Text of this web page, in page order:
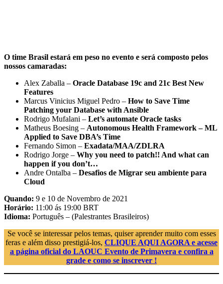
O time Brasil estará em peso no evento e será composto pelos
nossos camaradas:
Alex Zaballa – Oracle Database 19c and 21c Best New
Features
Marcus Vinicius Miguel Pedro – How to Save Time
Patching your Database with Ansible
Rodrigo Mufalani – Let’s automate Oracle tasks
Matheus Boesing – Autonomous Health Framework – ML
Applied to Save DBA’s Time
Fernando Simon – Exadata/MAA/ZDLRA
Rodrigo Jorge – Why you need to patch!! And what can
happen if you don’t…
Andre Ontalba – Desafios de Migrar seu ambiente para
Cloud
Quando: 9 e 10 de Novembro de 2021
Horário: 11:00 ás 19:00 BRT
Idioma: Português – (Palestrantes Brasileiros)
Se você se interessar pelos temas, quiser aprender muito com esses
feras e além disso prestigiá-los, CLIQUE AQUI AGORA e acesse
a página oficial do LAOUC Evento de Primavera e confira a
grade e como se inscrever !